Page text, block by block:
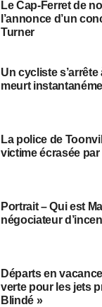
Le Cap-Ferret de
l’annonce d’un
Turner
Un cycliste
meurt
La police de
victime écrasée
Portrait – Qui est
négociateur
Départs en
verte pour les jets
Blindé »